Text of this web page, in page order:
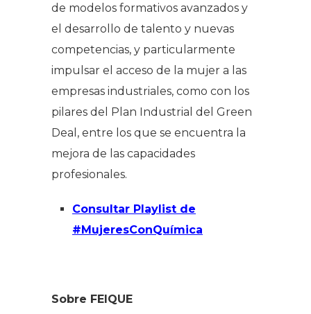
de modelos formativos avanzados y
el desarrollo de talento y nuevas
competencias, y particularmente
impulsar el acceso de la mujer a las
empresas industriales, como con los
pilares del Plan Industrial del Green
Deal, entre los que se encuentra la
mejora de las capacidades
profesionales.
Consultar Playlist de
#MujeresConQuímica
Sobre FEIQUE